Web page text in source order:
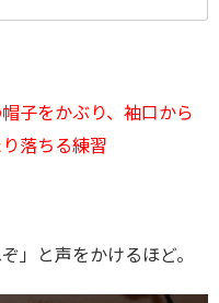
子をかぶり、 袖口から
落ちる練習
」と声をかけるほど。